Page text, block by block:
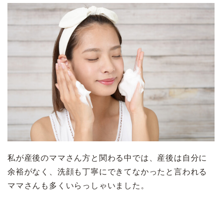
私が産後のママさん方と関わる中では、産後は自分に
余裕がなく、洗顔も丁寧にできてなかったと言われる
ママさんも多くいらっしゃいました。